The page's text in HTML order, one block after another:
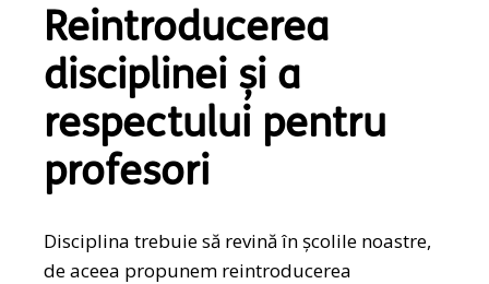
Reintroducerea
disciplinei și a
respectului pentru
profesori
Disciplina trebuie să revină în școlile noastre,
de aceea propunem reintroducerea